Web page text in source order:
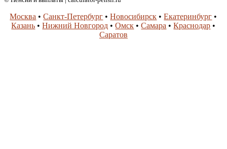
Москва •Санкт-Петербург •Новосибирск •Екатеринбург •
Казань •Нижний Новгород •Омск •Самара •Краснодар •
Саратов